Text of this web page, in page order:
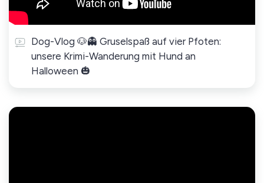
Dog-Vlog 🐶👻 Gruselspaß auf vier Pfoten:
unsere Krimi-Wanderung mit Hund an
Halloween 🎃